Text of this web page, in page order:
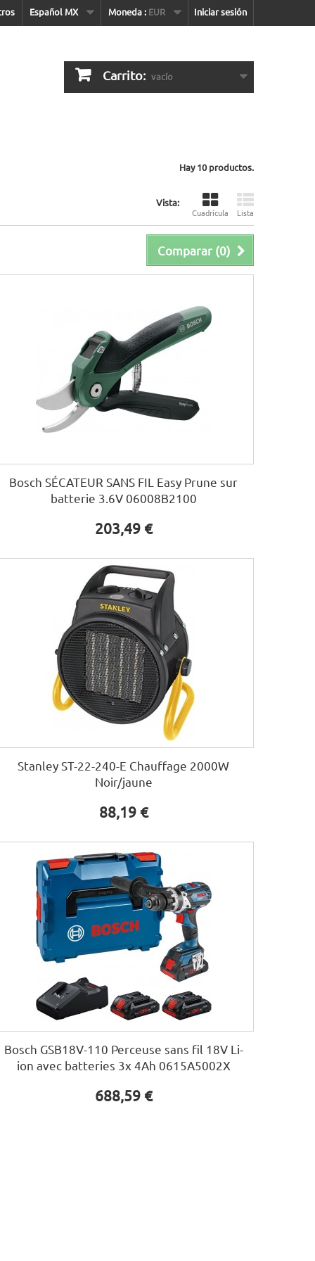
Iniciar sesión
Moneda : EUR
Español MX
Carrito: vacío
Hay 10 productos.
Vista:
Cuadrícula Lista
Comparar (0)
Bosch SÉCATEUR SANS FIL Easy Prune sur
batterie 3.6V 06008B2100
203,49 €
Stanley ST-22-240-E Chauffage 2000W
Noir/jaune
88,19 €
Bosch GSB18V-110 Perceuse sans fil 18V Li-
ion avec batteries 3x 4Ah 0615A5002X
688,59 €